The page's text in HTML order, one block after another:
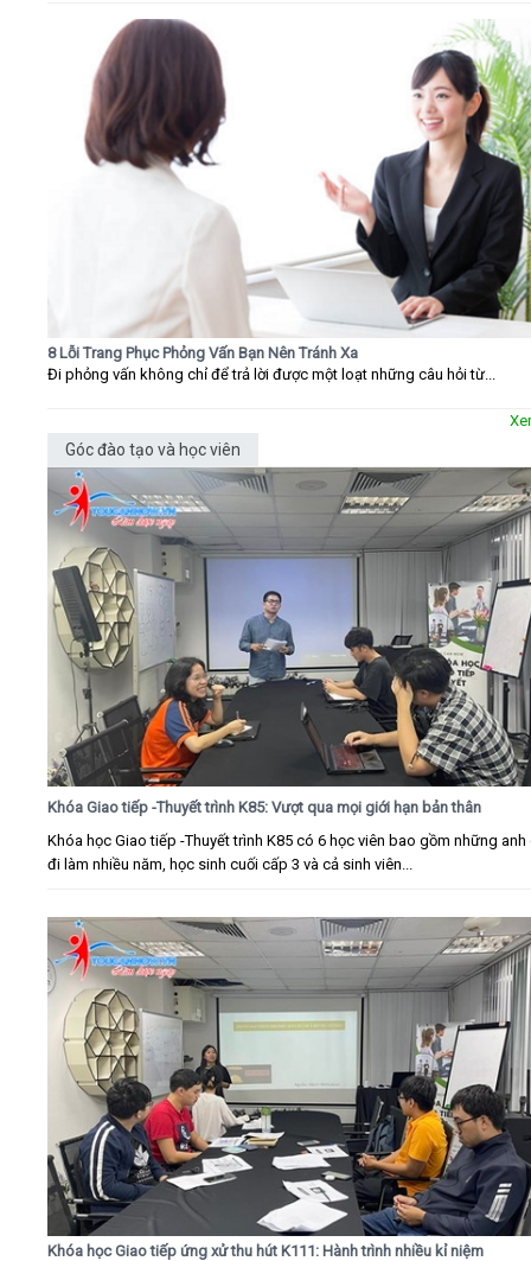
8 Lỗi Trang Phục Phỏng Vấn Bạn Nên Tránh Xa
Đi phỏng vấn không chỉ để trả lời được một loạt những câu hỏi từ...
Góc đào tạo và học viên
Khóa Giao tiếp -Thuyết trình K85: Vượt qua mọi giới hạn bản thân
Khóa học Giao tiếp -Thuyết trình K85 có 6 học viên bao gồm những anh
đi làm nhiều năm, học sinh cuối cấp 3 và cả sinh viên...
Khóa học Giao tiếp ứng xử thu hút K111: Hành trình nhiều kỉ niệm